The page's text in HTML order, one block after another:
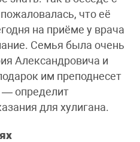
что её
на приёме у врача
Семья была очень
Александровича и
им преподнесет
— определит
для хулигана.